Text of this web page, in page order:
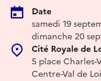
Date
samedi 19
dimanche 20
Cité Royale de
5 place Charles-
Centre-Val de